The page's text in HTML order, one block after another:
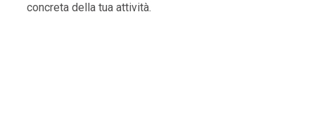
concreta della tua attività.